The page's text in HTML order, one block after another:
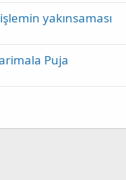
yakınsaması
Puja